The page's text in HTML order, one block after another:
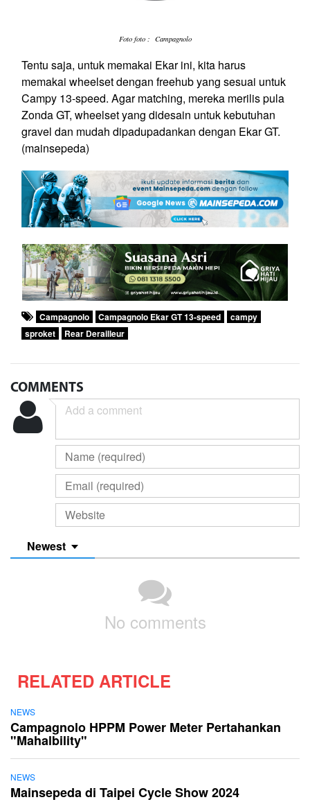
Foto foto : Campagnolo
Tentu saja, untuk memakai Ekar ini, kita harus
memakai wheelset dengan freehubyang sesuai untuk
Campy 13-speed. Agarmatching, mereka merilis pula
Zonda GT, wheelsetyang didesain untuk kebutuhan
gravel dan mudah dipadupadankan dengan Ekar GT.
(mainsepeda)
Campagnolo Campagnolo Ekar GT 13-speed
campy
sproket
Rear Derailleur
COMMENTS
Newest
No comments
RELATED ARTICLE
NEWS
Campagnolo HPPM Power Meter Pertahankan
"Mahalbility"
NEWS
Mainsepeda di Taipei Cycle Show 2024